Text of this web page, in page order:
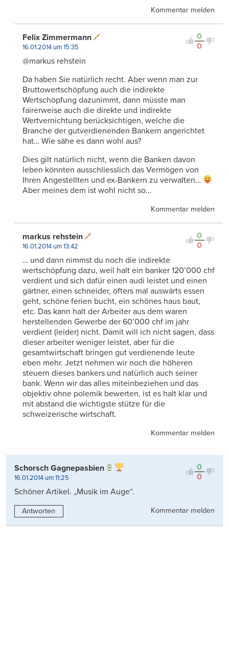
Kommentar melden
0
0
Felix Zimmermann
16.01.2014 um 15:35
@markus rehstein
Da haben Sie natürlich recht. Aber wenn man zur
Bruttowertschöpfung auch die indirekte
Wertschöpfung dazunimmt, dann müsste man
fairerweise auch die direkte und indirekte
Wertvernichtung berücksichtigen, welche die
Branche der gutverdienenden Bankern angerichtet
hat… Wie sähe es dann wohl aus?
Dies gilt natürlich nicht, wenn die Banken davon
leben könnten ausschliesslich das Vermögen von
Ihren Angestellten und ex-Bankern zu verwalten…
Aber meines dem ist wohl nicht so…
Kommentar melden
0
0
markus rehstein
16.01.2014 um 13:42
… und dann nimmst du noch die indirekte
wertschöpfung dazu, weil halt ein banker 120’000 chf
verdient und sich dafür einen audi leistet und einen
gärtner, einen schneider, öfters mal auswärts essen
geht, schöne ferien bucht, ein schönes haus baut,
etc. Das kann halt der Arbeiter aus dem waren
herstellenden Gewerbe der 60’000 chf im jahr
verdient (leider) nicht. Damit will ich nicht sagen, dass
dieser arbeiter weniger leistet, aber für die
gesamtwirtschaft bringen gut verdienende leute
eben mehr. Jetzt nehmen wir noch die höheren
steuern dieses bankers und natürlich auch seiner
bank. Wenn wir das alles miteinbeziehen und das
objektiv ohne polemik bewerten, ist es halt klar und
mit abstand die wichtigste stütze für die
schweizerische wirtschaft.
Kommentar melden
0
0
Schorsch Gagnepasbien
16.01.2014 um 11:25
Schöner Artikel. „Musik im Auge“.
Antworten Kommentar melden